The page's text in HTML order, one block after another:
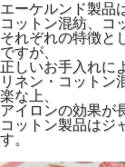
エーケルンド製品
コットン混紡、コ
それぞれの特徴と
ですが、
正しいお手入れに
リネン・コットン
楽な上、
アイロンの効果が
コットン製品はジ
す。